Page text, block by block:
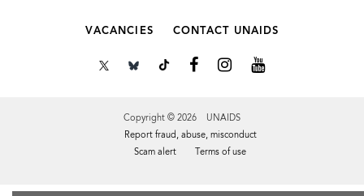
VACANCIES CONTACT UNAIDS
Copyright © 2026 UNAIDS
Report fraud, abuse, misconduct
Scam alert
Terms of use